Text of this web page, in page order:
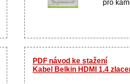
pro
PDF návod ke stažení
Kabel Belkin HDMI 1.4